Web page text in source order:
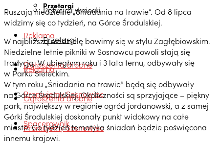
Przetargi
Reklama
Ogłoszenia drobne
Promujemy Sosnowiec
Spacerownik
Petycje i wnioski
Przetargi
Reklama
Ogłoszenia drobne
Promujemy Sosnowiec
Ruszają niedzielne „Śniadania na trawie”. Od 8 lipca
widzimy się co tydzień, na Górce Środulskiej.
W najbliższą niedzielę bawimy się w stylu Zagłębiowskim.
Niedzielne letnie pikniki w Sosnowcu powoli stają się
tradycją. W ubiegłym roku i 3 lata temu, odbywały się
w Parku Sieleckim.
W tym roku „Śniadania na trawie” będą się odbywały
na Górce Środulskiej. Okoliczności są sprzyjające – piękny
park, największy w regionie ogród jordanowski, a z samej
Górki Środulskiej doskonały punkt widokowy na całe
miasto. Co tydzień tematyka śniadań będzie poświęcona
innemu krajowi.